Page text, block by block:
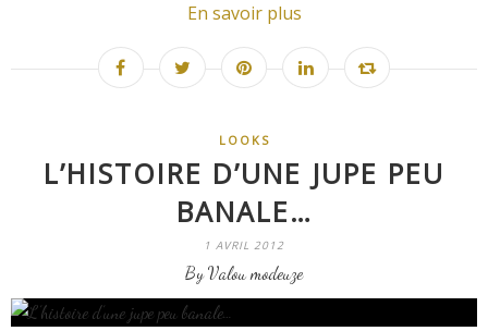
En savoir plus
LOOKS
L’HISTOIRE D’UNE JUPE PEU
BANALE…
1 AVRIL 2012
By Valou modeuze